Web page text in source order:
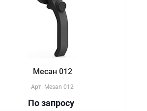
Месан 012
Арт. Mesan 012
По запросу